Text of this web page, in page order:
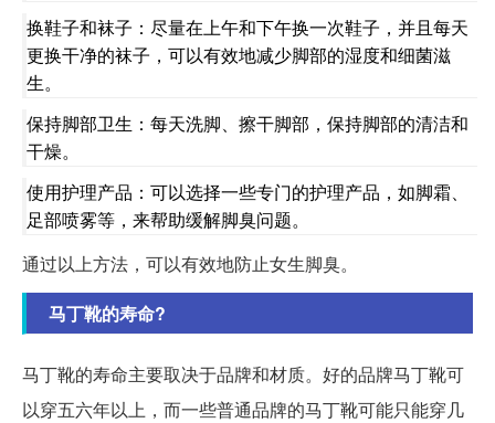
换鞋子和袜子：尽量在上午和下午换一次鞋子，并且每天
更换干净的袜子，可以有效地减少脚部的湿度和细菌滋
生。
保持脚部卫生：每天洗脚、擦干脚部，保持脚部的清洁和
干燥。
使用护理产品：可以选择一些专门的护理产品，如脚霜、
足部喷雾等，来帮助缓解脚臭问题。
通过以上方法，可以有效地防止女生脚臭。
马丁靴的寿命?
马丁靴的寿命主要取决于品牌和材质。好的品牌马丁靴可
以穿五六年以上，而一些普通品牌的马丁靴可能只能穿几